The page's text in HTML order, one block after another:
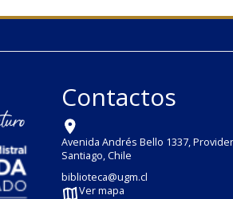
Contactos
Avenida Andrés Bello 1337,
Santiago, Chile
biblioteca@ugm.cl
Ver mapa